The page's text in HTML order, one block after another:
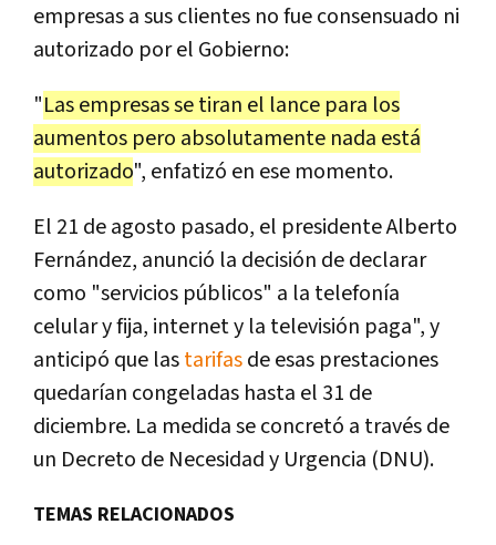
empresas a sus clientes no fue consensuado ni
autorizado por el Gobierno:
"Las empresas se tiran el lance para los
aumentos pero absolutamente nada está
autorizado", enfatizó en ese momento.
El 21 de agosto pasado, el presidente Alberto
Fernández, anunció la decisión de declarar
como "servicios públicos" a la telefonía
celular y fija, internet y la televisión paga", y
anticipó que lastarifasde esas prestaciones
quedarían congeladas hasta el 31 de
diciembre. La medida se concretó a través de
un Decreto de Necesidad y Urgencia (DNU).
TEMAS RELACIONADOS